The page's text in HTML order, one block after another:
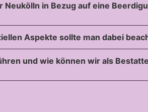
in Bezug auf eine
Aspekte sollte man dabei
und wie können wir als